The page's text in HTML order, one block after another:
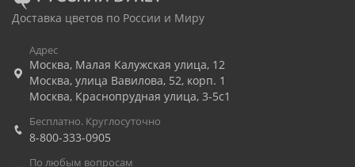
Доставка цветов по России и Миру
Адрес
Москва, Малая Калужская улица, 12
Москва, улица Вавилова, 52, корп. 1
Москва, Краснопрудная улица, 3-5с1
Бесплатно. Круглосуточно
8-800-333-0905
По любым вопросам